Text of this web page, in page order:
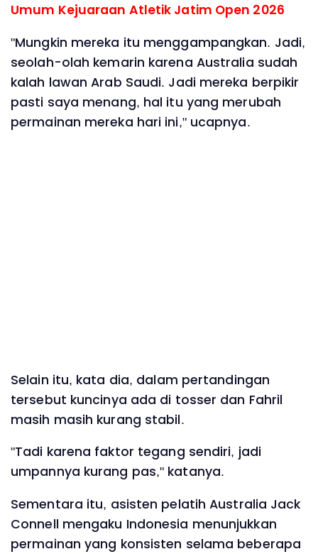
Umum Kejuaraan Atletik Jatim Open 2026
"Mungkin mereka itu menggampangkan. Jadi,
seolah-olah kemarin karena Australia sudah
kalah lawan Arab Saudi. Jadi mereka berpikir
pasti saya menang, hal itu yang merubah
permainan mereka hari ini," ucapnya.
Selain itu, kata dia, dalam pertandingan
tersebut kuncinya ada di tosser dan Fahril
masih masih kurang stabil.
"Tadi karena faktor tegang sendiri, jadi
umpannya kurang pas," katanya.
Sementara itu, asisten pelatih Australia Jack
Connell mengaku Indonesia menunjukkan
permainan yang konsisten selama beberapa